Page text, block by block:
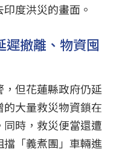
度洪災的畫面。
遲撤離、物資囤
但花蓮縣政府仍延
大量救災物資鎖在
時，救災便當還遭
「義煮團」車輛進